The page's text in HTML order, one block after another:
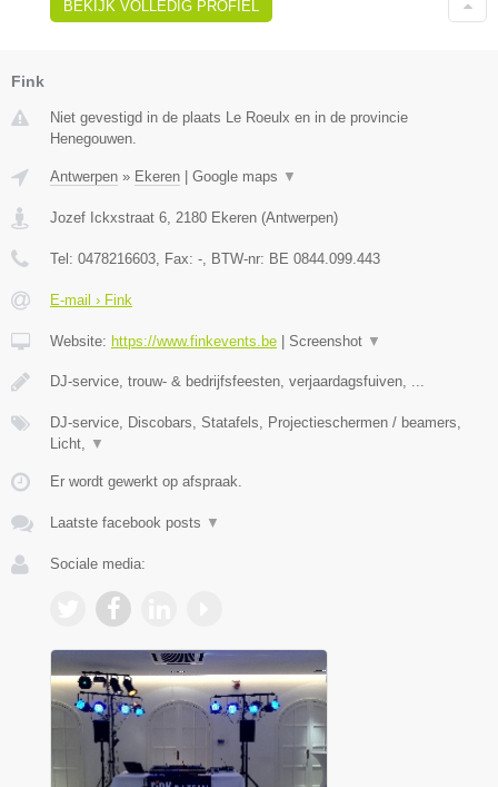
BEKIJK VOLLEDIG PROFIEL
Fink
Niet gevestigd in de plaats Le Roeulx en in de provincie
Henegouwen.
Antwerpen » Ekeren Google maps ▼
Jozef Ickxstraat 6, 2180 Ekeren (Antwerpen)
Tel: 0478216603, Fax: -, BTW-nr: BE 0844.099.443
E-mail › Fink
Website: https://www.finkevents.be Screenshot ▼
DJ-service, trouw- & bedrijfsfeesten, verjaardagsfuiven, ...
DJ-service, Discobars, Statafels, Projectieschermen / beamers,
Licht, ▼
Er wordt gewerkt op afspraak.
Laatste facebook posts ▼
Sociale media: